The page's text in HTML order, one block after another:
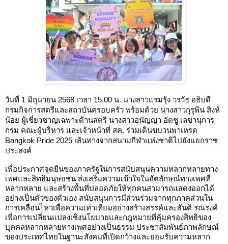
วันที่ 1 มิถุนายน 2568 เวลา 15.00 น. นางสาวแรมรุ้ง วรวัธ อธิบดี
กรมกิจการสตรีและสถาบันครอบครัว พร้อมด้วย นางสาวกุรุพิน สิงห์
น้อย ผู้เชี่ยวชาญเฉพาะด้านสตรี นางสาวอนัญญา อัตชู เลขานุการ
กรม คณะผู้บริหาร และเจ้าหน้าที่ สค. ร่วมเดินขบวนพาเหรด
Bangkok Pride 2025 เส้นทางจากสนามกีฬาแห่งชาติไปยังแยกราช
ประสงค์
เพื่อประกาศจุดยืนของภาครัฐในการสนับสนุนความหลากหลายทาง
เพศและสิทธิมนุษยชน ส่งเสริมความเข้าใจในอัตลักษณ์ทางเพศที่
หลากหลาย และสร้างพื้นที่ปลอดภัยให้ทุกคนสามารถแสดงออกได้
อย่างเป็นตัวของตัวเอง สนับสนุนการมีส่วนร่วมจากทุกภาคส่วนใน
การเคลื่อนไหวเพื่อความเท่าเทียมอย่างสร้างสรรค์และสันติ รณรงค์
เพื่อการเปลี่ยนแปลงเชิงนโยบายและกฎหมายที่คุ้มครองสิทธิของ
บุคคลหลากหลายทางเพศอย่างเป็นธรรม ประชาสัมพันธ์ภาพลักษณ์
ของประเทศไทยในฐานะสังคมที่เปิดกว้างและยอมรับความหลาก